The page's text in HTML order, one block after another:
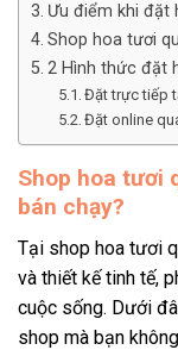
Ưu điểm khi đặt
Shop hoa tươi
2 Hình thức đặt
Đặt trực tiếp
Đặt online
Shop hoa tươi
bán chạy?
Tại shop hoa tươi
và thiết kế tinh tế,
cuộc sống. Dưới
shop mà bạn
Phạm Duy
0768******Đặt
phút trước